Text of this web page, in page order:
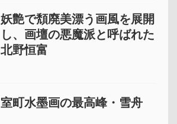
妖艶で頽廃美漂う画風を展開
し、画壇の悪魔派と呼ばれた
北野恒富
室町水墨画の最高峰・雪舟